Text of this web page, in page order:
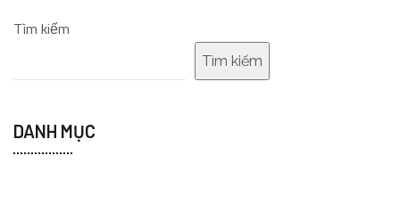
Tìm kiếm
Tìm kiếm
DANH MỤC